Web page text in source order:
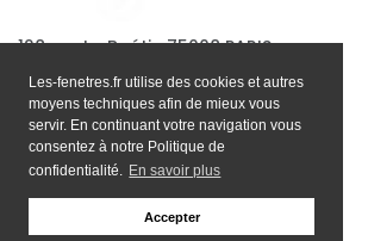
Les-fenetres.fr utilise des cookies et autres
moyens techniques afin de mieux vous
servir. En continuant votre navigation vous
consentez à notre Politique de
confidentialité. En savoir plus
Accepter
128 rue La Boétie 75008 PARIS
Email: contact@les-fenetres.fr